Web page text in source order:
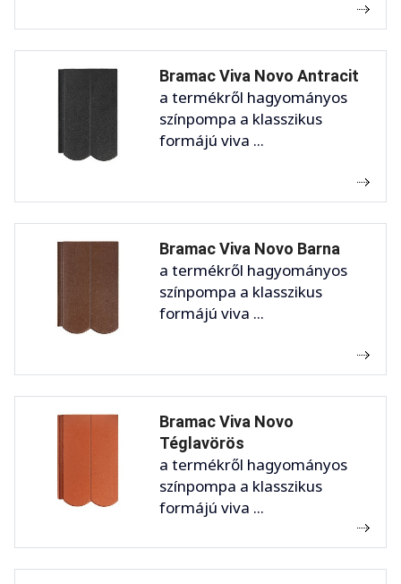
Bramac Viva Novo Antracit
a termékről hagyományos
színpompa a klasszikus
formájú viva ...
Bramac Viva Novo Barna
a termékről hagyományos
színpompa a klasszikus
formájú viva ...
Bramac Viva Novo
Téglavörös
a termékről hagyományos
színpompa a klasszikus
formájú viva ...